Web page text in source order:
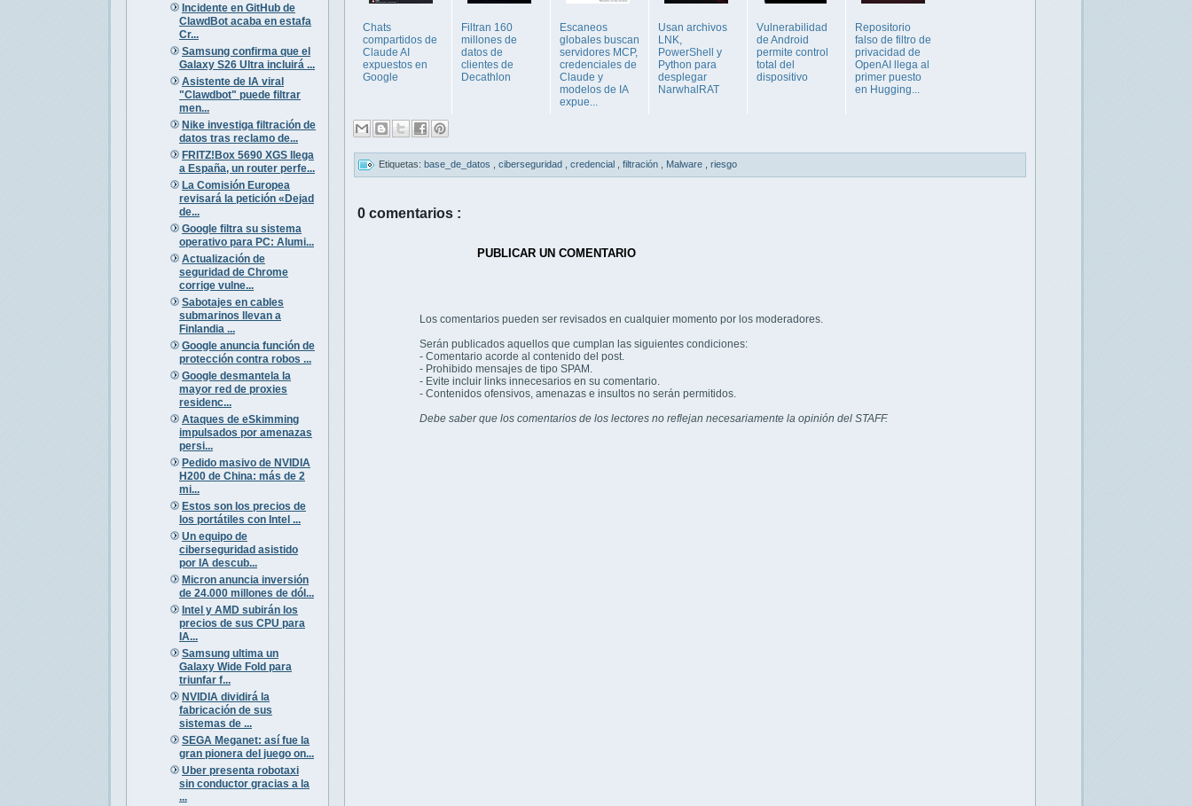
Incidente en GitHub de
ClawdBot acaba en estafa
Cr...
Samsung confirma que el
Galaxy S26 Ultra incluirá ...
Asistente de IA viral
"Clawdbot" puede filtrar
men...
Nike investiga filtración de
datos tras reclamo de...
FRITZ!Box 5690 XGS llega
a España, un router perfe...
La Comisión Europea
revisará la petición «Dejad
de...
Google filtra su sistema
operativo para PC: Alumi...
Actualización de
seguridad de Chrome
corrige vulne...
Sabotajes en cables
submarinos llevan a
Finlandia ...
Google anuncia función de
protección contra robos ...
Google desmantela la
mayor red de proxies
residenc...
Ataques de eSkimming
impulsados por amenazas
persi...
Pedido masivo de NVIDIA
H200 de China: más de 2
mi...
Estos son los precios de
los portátiles con Intel ...
Un equipo de
ciberseguridad asistido
por IA descub...
Micron anuncia inversión
de 24.000 millones de dól...
Intel y AMD subirán los
precios de sus CPU para
IA...
Samsung ultima un
Galaxy Wide Fold para
triunfar f...
NVIDIA dividirá la
fabricación de sus
sistemas de ...
SEGA Meganet: así fue la
gran pionera del juego on...
Uber presenta robotaxi
sin conductor gracias a la
...
Chats
compartidos de
Claude AI
expuestos en
Google
Filtran 160
millones de
datos de
clientes de
Decathlon
Escaneos
globales buscan
servidores MCP,
credenciales de
Claude y
modelos de IA
expue...
Usan archivos
LNK,
PowerShell y
Python para
desplegar
NarwhalRAT
Vulnerabilidad
de Android
permite control
total del
dispositivo
Repositorio
falso de filtro de
privacidad de
OpenAI llega al
primer puesto
en Hugging...
Etiquetas: base_de_datos ciberseguridad credencial filtración Malware riesgo
0 comentarios :
PUBLICAR UN COMENTARIO
Los comentarios pueden ser revisados en cualquier momento por los moderadores.
Serán publicados aquellos que cumplan las siguientes condiciones:
- Comentario acorde al contenido del post.
- Prohibido mensajes de tipo SPAM.
- Evite incluir links innecesarios en su comentario.
- Contenidos ofensivos, amenazas e insultos no serán permitidos.
Debe saber que los comentarios de los lectores no reflejan necesariamente la opinión del STAFF.